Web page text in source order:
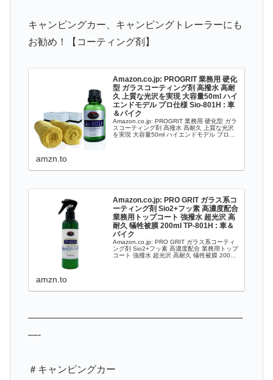
キャンピングカー、キャンピングトレーラーにも
お勧め！【コーティング剤】
Amazon.co.jp: PROGRIT 業務用 硬化
型 ガラスコーティング剤 高撥水 高耐
久 上質な光沢を実現 大容量50ml ハイ
エンドモデル プロ仕様 Sio-801H : 車
＆バイク
Amazon.co.jp: PROGRIT 業務用 硬化型 ガラ
スコーティング剤 高撥水 高耐久 上質な光沢
を実現 大容量50ml ハイエンドモデル プロ仕
amzn.to
Amazon.co.jp: PRO GRIT ガラス系コ
ーティング剤 Sio2+フッ素 高濃度配合
業務用トップコート 強撥水 超光沢 高
耐久 犠牲被膜 200ml TP-801H : 車＆
バイク
Amazon.co.jp: PRO GRIT ガラス系コーティ
ング剤 Sio2+フッ素 高濃度配合 業務用トップ
コート 強撥水 超光沢 高耐久 犠牲被膜 200ml
amzn.to
——————————————————————
—-
＃キャンピングカー